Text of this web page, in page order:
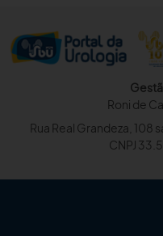
Roni de
Rua Real Grandeza, 108
CNPJ